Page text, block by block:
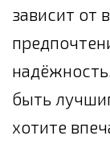
зависит от
быть
хотите